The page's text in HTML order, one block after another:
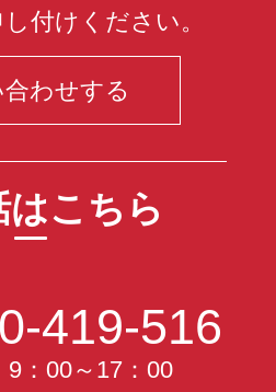
付けください。
わせする
はこちら
419-516
：00～17：00